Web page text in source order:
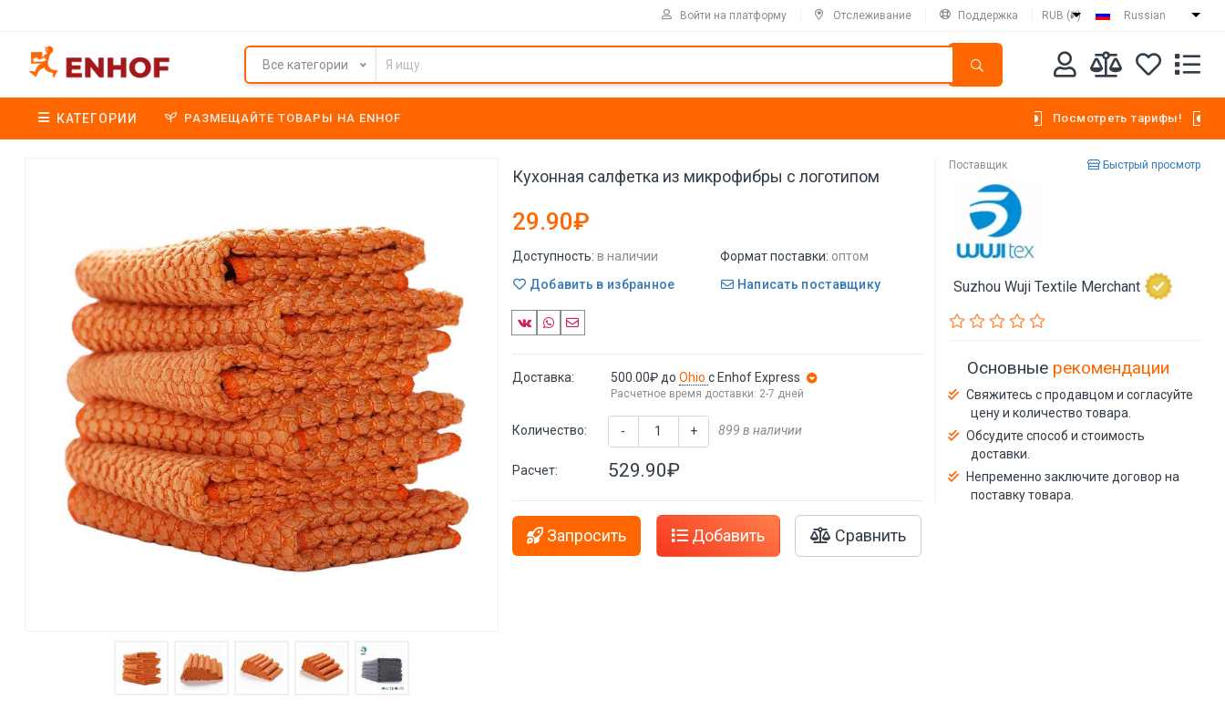
Войти на платформу Отслеживание Поддержка RUB (₽) Russian
Все категории
КАТЕГОРИИ РАЗМЕЩАЙТЕ ТОВАРЫ НА ENHOF Посмотреть тарифы!
Кухонная салфетка из микрофибры с логотипом
29.90₽
Доступность: в наличии Формат поставки: оптом
Добавить в избранное
Написать поставщику
Доставка: 500.00₽ доOhioс Enhof Express
Расчетное время доставки: 2-7 дней
Количество: - + 899 в наличии
Расчет: 529.90₽
Запросить Добавить Сравнить
Поставщик Быстрый просмотр
Suzhou Wuji Textile Merchant
Основные рекомендации
Свяжитесь с продавцом и согласуйте
цену и количество товара.
Обсудите способ и стоимость
доставки.
Непременно заключите договор на
поставку товара.